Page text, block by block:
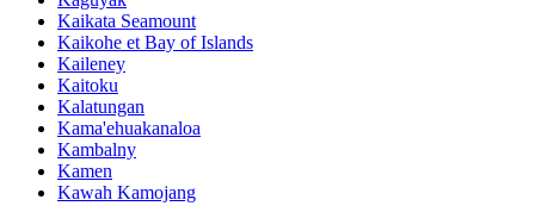
Kaikata Seamount
Kaikohe et Bay of Islands
Kaileney
Kaitoku
Kalatungan
Kama'ehuakanaloa
Kambalny
Kamen
Kawah Kamojang